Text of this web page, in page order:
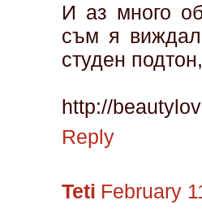
И аз много
съм я
студен
http://
Reply
Teti February